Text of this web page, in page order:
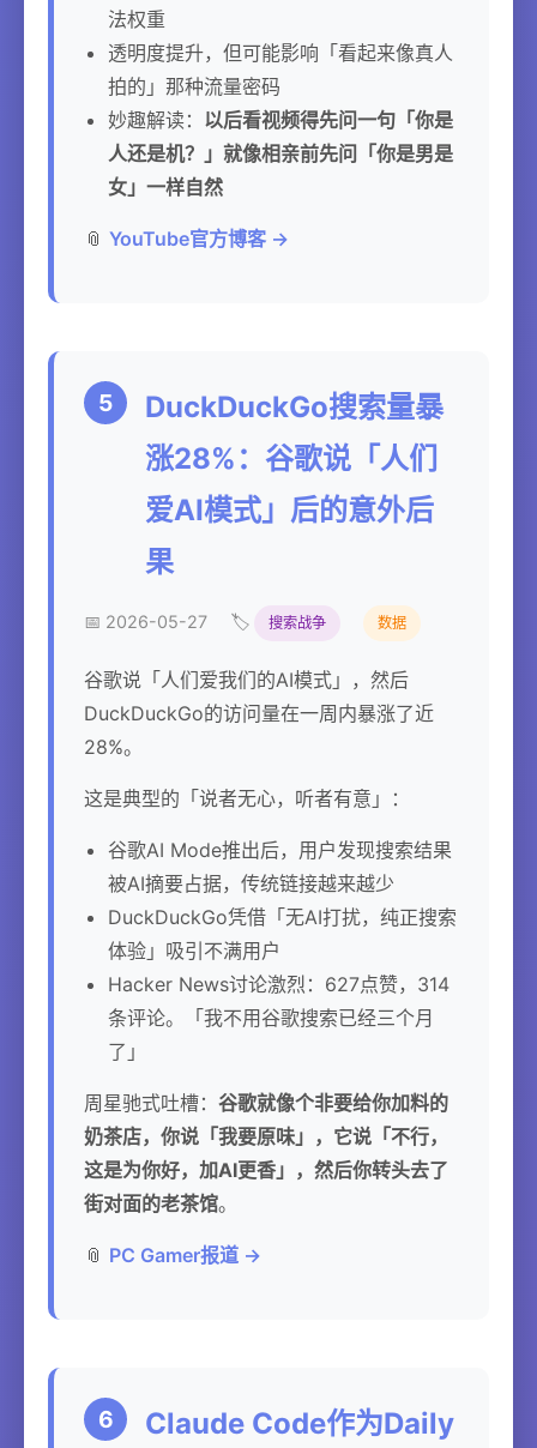
法权重
透明度提升，但可能影响「看起来像真人
拍的」那种流量密码
妙趣解读： 以后看视频得先问一句「你是
人还是机？」就像相亲前先问「你是男是
女」一样自然
📎 YouTube官方博客 →
5
DuckDuckGo搜索量暴
涨28%：谷歌说「人们
爱AI模式」后的意外后
果
📅 2026-05-27 🏷️ 搜索战争 数据
谷歌说「人们爱我们的AI模式」，然后
DuckDuckGo的访问量在一周内暴涨了近
28%。
这是典型的「说者无心，听者有意」：
谷歌AI Mode推出后，用户发现搜索结果
被AI摘要占据，传统链接越来越少
DuckDuckGo凭借「无AI打扰，纯正搜索
体验」吸引不满用户
Hacker News讨论激烈：627点赞，314
条评论。「我不用谷歌搜索已经三个月
了」
周星驰式吐槽： 谷歌就像个非要给你加料的
奶茶店，你说「我要原味」，它说「不行，
这是为你好，加AI更香」，然后你转头去了
街对面的老茶馆。
📎 PC Gamer报道 →
6
Claude Code作为Daily